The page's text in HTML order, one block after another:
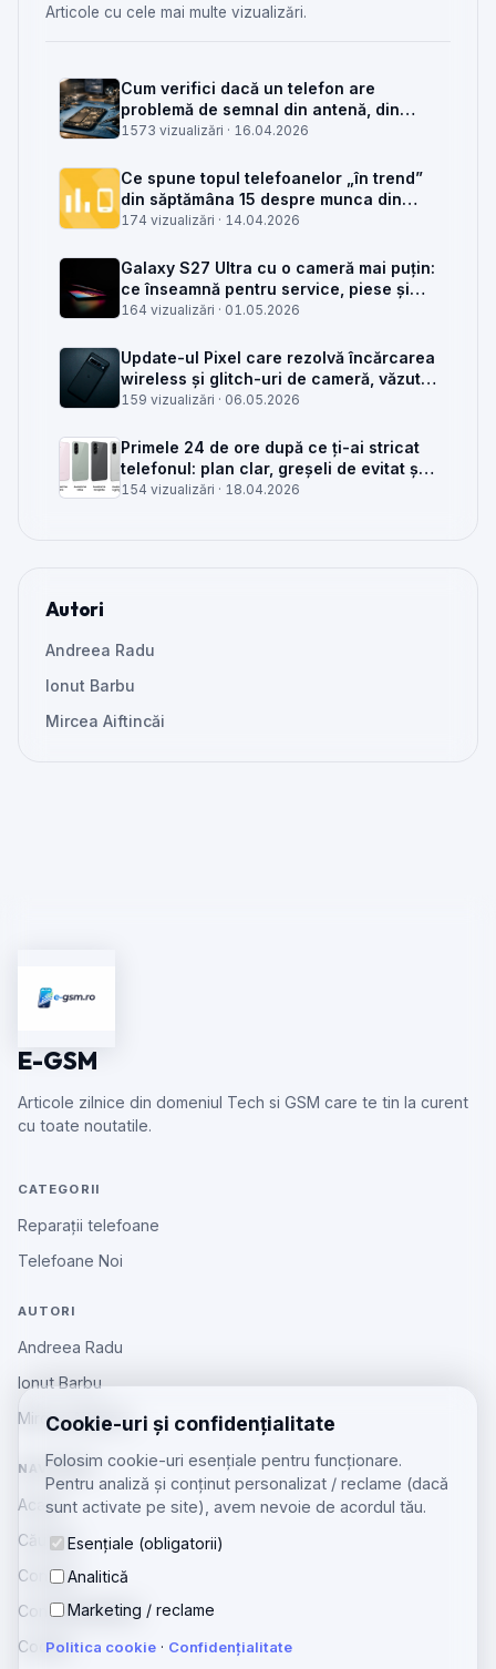
Cookie-uri și confidențialitate
Folosim cookie-uri esențiale pentru funcționare.
Pentru analiză și conținut personalizat / reclame (dacă
sunt activate pe site), avem nevoie de acordul tău.
Esențiale (obligatorii)
Analitică
Marketing / reclame
Politica cookie · Confidențialitate
Articole cu cele mai multe vizualizări.
Cum verifici dacă un telefon are
problemă de semnal din antenă, din
placa de bază sau din rețea
1573 vizualizări · 16.04.2026
Ce spune topul telefoanelor „în trend”
din săptămâna 15 despre munca din
service GSM
174 vizualizări · 14.04.2026
Galaxy S27 Ultra cu o cameră mai puțin:
ce înseamnă pentru service, piese și
client
164 vizualizări · 01.05.2026
Update-ul Pixel care rezolvă încărcarea
wireless și glitch-uri de cameră, văzut
din service
159 vizualizări · 06.05.2026
Primele 24 de ore după ce ți-ai stricat
telefonul: plan clar, greșeli de evitat și
când mai merită reparat
154 vizualizări · 18.04.2026
Autori
Andreea Radu
Ionut Barbu
Mircea Aiftincăi
E-GSM
Articole zilnice din domeniul Tech si GSM care te tin la curent
cu toate noutatile.
CATEGORII
Reparații telefoane
Telefoane Noi
AUTORI
Andreea Radu
Ionut Barbu
Mircea Aiftincăi
NAVIGARE
Acasă
Căutare
Contact
Confidențialitate
Cookie